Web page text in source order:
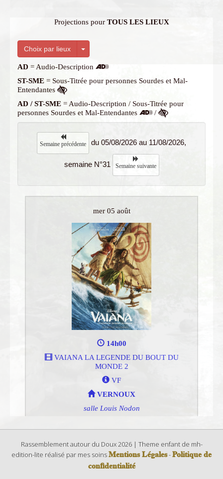
Rassemblement autour du Doux 2026 | Theme enfant de mh-
edition-lite réalisé par mes soinsMentions Légales-Politique de
confidentialité